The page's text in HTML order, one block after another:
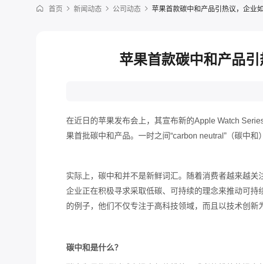
首页 新闻动态 公司动态 苹果首款碳中和产品引热议，企业
苹果首款碳中和产品
在近日的苹果发布会上，其宣布新的Apple Watch
果首批碳中和产品。一时之间“carbon neutral ”（碳中和
实际上，碳中和并不是新鲜词汇。随着消费者越来越关
企业正在积极寻求采取低碳、可持续的理念来推动可
的例子，他们不仅专注于高科技领域，而且以技术创新
碳中和是什么？